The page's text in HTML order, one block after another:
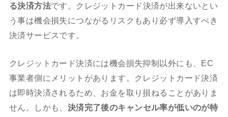
る決済方法です。クレジットカード決済が出来ないとい
う事は機会損失につながるリスクもあり必ず導入すべき
決済サービスです。
クレジットカード決済には機会損失抑制以外にも、EC
事業者側にメリットがあります。クレジットカード決済
は即時決済されるため、お金を取り損ねることがありま
せん。しかも、 決済完了後のキャンセル率が低いのが特